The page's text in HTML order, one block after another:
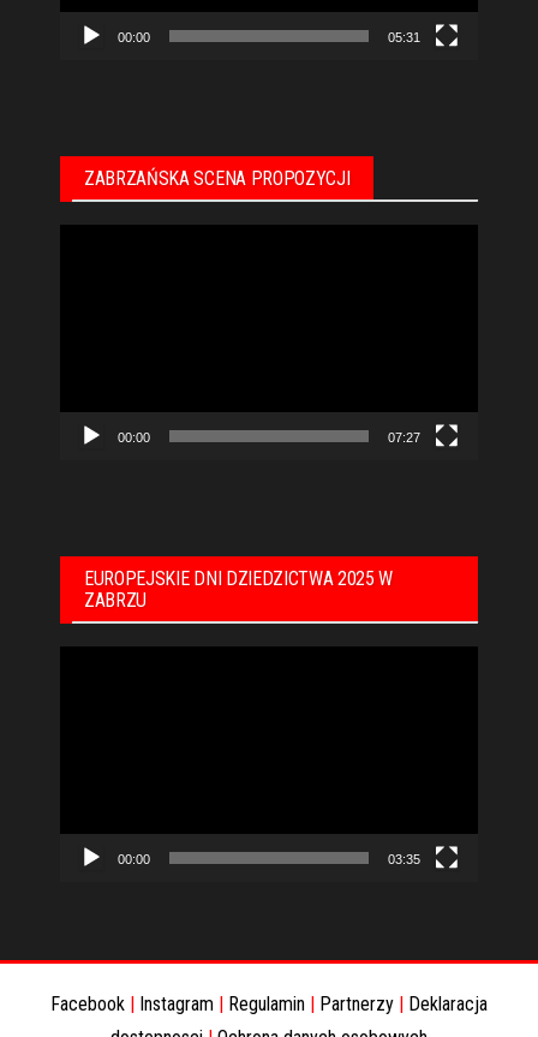
00:00 05:31
ZABRZAŃSKA SCENA PROPOZYCJI
00:00 07:27
EUROPEJSKIE DNI DZIEDZICTWA 2025 W
ZABRZU
00:00 03:35
Facebook | Instagram | Regulamin | Partnerzy | Deklaracja